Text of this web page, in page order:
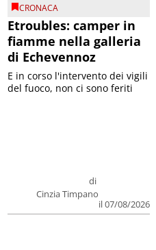
CRONACA
Etroubles: camper in
fiamme nella galleria
di Echevennoz
di
Cinzia Timpano
il 07/08/2026
E in corso l'intervento dei vigili
del fuoco, non ci sono feriti